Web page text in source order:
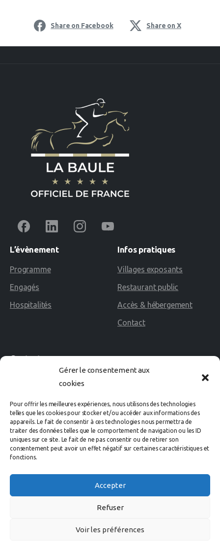
Gérer le consentement aux
cookies
Pour offrir les meilleures expériences, nous utilisons des technologies
telles que les cookies pour stocker et/ou accéder aux informations des
appareils. Le fait de consentir à ces technologies nous permettra de
traiter des données telles que le comportement de navigation ou les ID
uniques sur ce site. Le fait de ne pas consentir ou de retirer son
consentement peut avoir un effet négatif sur certaines caractéristiques et
fonctions.
Accepter
Refuser
Voir les préférences
Share on Facebook Share on X
L’évènement
Programme
Engagés
Hospitalités
Infos pratiques
Villages exposants
Restaurant public
Accès & hébergement
Contact
Contact
02 40 60 02 80
Avenue des Rosières
44500 LA BAULE Cedex
organisation@labaule-cheval.com
Datanaute.com